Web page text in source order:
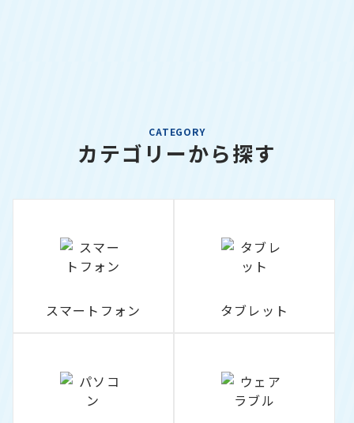
CATEGORY
カテゴリーから探す
スマートフォン タブレット